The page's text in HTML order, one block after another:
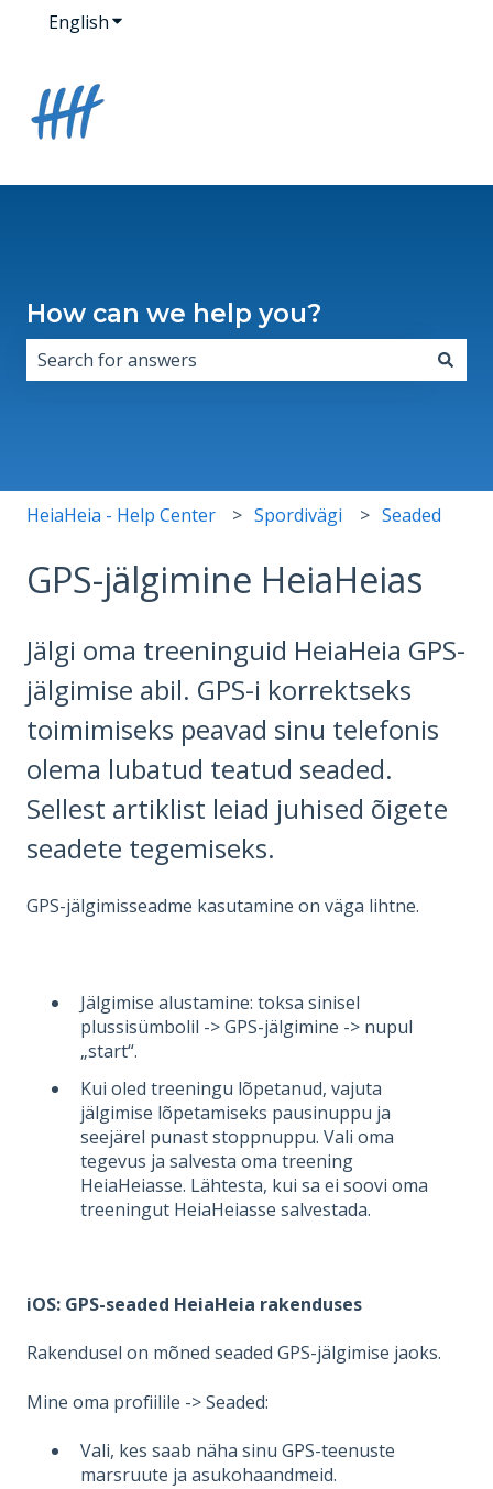
EnglishShow submenu for translations
How can we help you?
HeiaHeia - Help Center Spordivägi Seaded
GPS-jälgimine HeiaHeias
Jälgi oma treeninguid HeiaHeia GPS-
jälgimise abil. GPS-i korrektseks
toimimiseks peavad sinu telefonis
olema lubatud teatud seaded.
Sellest artiklist leiad juhised õigete
seadete tegemiseks.
GPS-jälgimisseadme kasutamine on väga lihtne.
Jälgimise alustamine: toksa sinisel
plussisümbolil -> GPS-jälgimine -> nupul
„start“.
Kui oled treeningu lõpetanud, vajuta
jälgimise lõpetamiseks pausinuppu ja
seejärel punast stoppnuppu. Vali oma
tegevus ja salvesta oma treening
HeiaHeiasse. Lähtesta, kui sa ei soovi oma
treeningut HeiaHeiasse salvestada.
iOS: GPS-seaded HeiaHeia rakenduses
Rakendusel on mõned seaded GPS-jälgimise jaoks.
Mine oma profiilile -> Seaded:
Vali, kes saab näha sinu GPS-teenuste
marsruute ja asukohaandmeid.